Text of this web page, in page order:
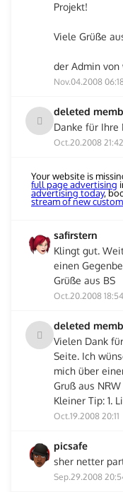
Projekt!
Viele Grüße
der Admin
Nov.04.2008
deleted
Danke für Ihre
Oct.20.2008 21:42
Your website is
full page advertising
advertising today,
stream of new
safirstern
Klingt gut.
einen
Grüße aus BS
Oct.20.2008 18:54
deleted
Vielen Dank
Seite. Ich
mich über
Gruß aus NRW
Kleiner Tip: 1.
Oct.19.2008 20:11
picsafe
sher netter
Sep.29.2008